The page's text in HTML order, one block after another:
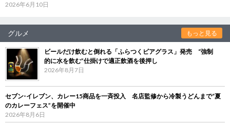
2026年6月10日
グルメ もっと見る
ビールだけ飲むと倒れる「ふらつくビアグラス」発売 “強制
的に水を飲む”仕掛けで適正飲酒を後押し
2026年8月7日
セブン‐イレブン、カレー15商品を一斉投入 名店監修から冷製うどんまで“夏
のカレーフェス”を開催中
2026年8月6日